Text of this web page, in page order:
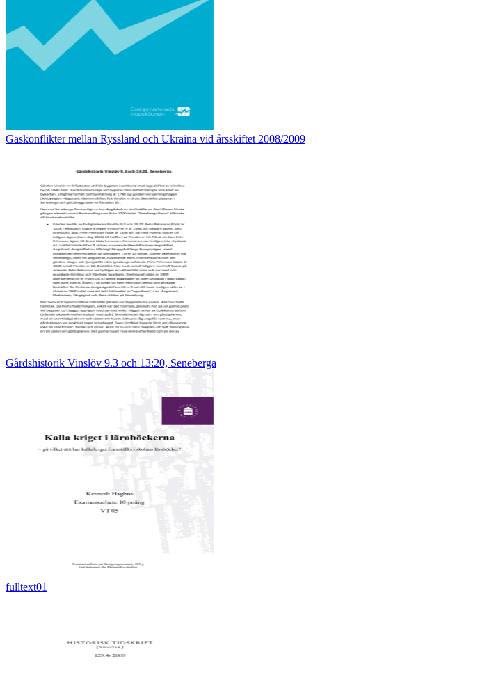
Gaskonflikter mellan Ryssland och Ukraina vid årsskiftet 2008/2009
Gårdshistorik Vinslöv 9.3 och 13:20, Seneberga
fulltext01